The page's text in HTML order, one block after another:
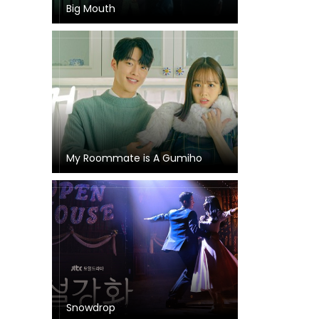
Big Mouth
My Roommate is A Gumiho
Snowdrop